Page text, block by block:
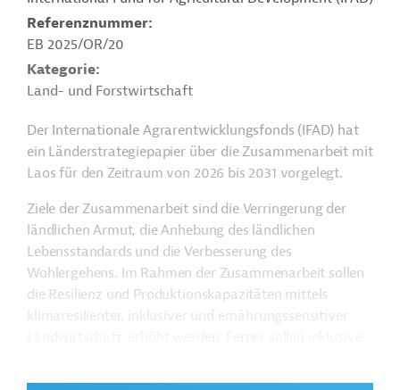
Referenznummer
EB 2025/OR/20
Kategorie
Land- und Forstwirtschaft
Der Internationale Agrarentwicklungsfonds (IFAD) hat
ein Länderstrategiepapier über die Zusammenarbeit mit
Laos für den Zeitraum von 2026 bis 2031 vorgelegt.
Ziele der Zusammenarbeit sind die Verringerung der
ländlichen Armut, die Anhebung des ländlichen
Lebensstandards und die Verbesserung des
Wohlergehens. Im Rahmen der Zusammenarbeit sollen
die Resilienz und Produktionskapazitäten mittels
klimaresilienter, inklusiver und ernährungssensitiver
gestärkt werden, um den Marktzugang zu erweitern